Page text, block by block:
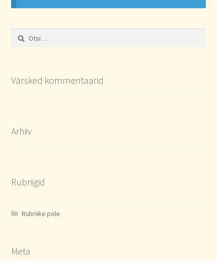
Otsi:
Värsked kommentaarid
Arhiiv
Rubriigid
Rubriike pole
Meta